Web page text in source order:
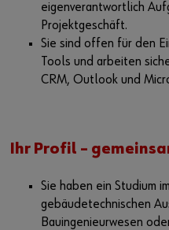
eigenverantwortlich
Projektgeschäft.
Sie sind offen für den
Tools und arbeiten
CRM, Outlook und
Ihr Profil –
Sie haben ein Studium
gebäudetechnischen
Bauingenieurwesen